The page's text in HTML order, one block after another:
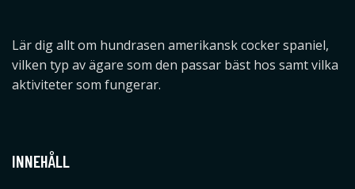
Lär dig allt om hundrasen amerikansk cocker spaniel,
vilken typ av ägare som den passar bäst hos samt vilka
aktiviteter som fungerar.
INNEHÅLL